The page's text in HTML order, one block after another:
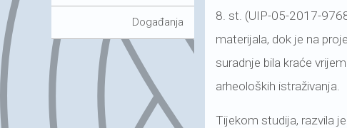
Događanja
8. st. (UIP-05-2017-
materijala, dok je na
suradnje bila kraće
arheoloških istraživanja.
Tijekom studija, razvila